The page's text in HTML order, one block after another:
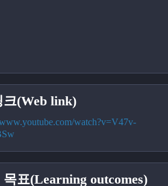
크(Web link)
watch?v=V47v-
표(Learning outcomes)